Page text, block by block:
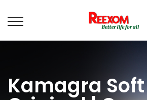
Kamagra Soft